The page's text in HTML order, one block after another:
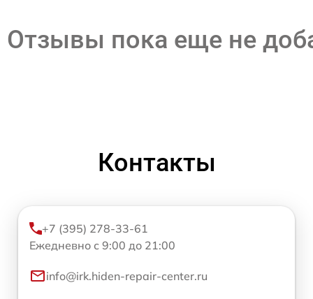
Отзывы пока еще не
Контакты
+7 (395) 278-33-61
Ежедневно с 9:00 до 21:00
info@irk.hiden-repair-center.ru